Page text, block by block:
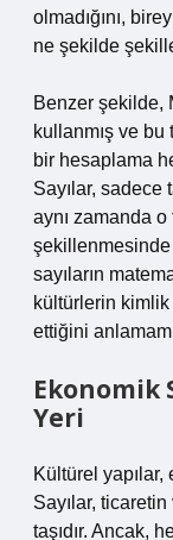
olmadığını,
ne şekilde
Benzer şekilde,
kullanmış ve bu
bir hesaplama
Sayılar,
aynı zamanda
şekillenmesinde
sayıların
kültürlerin kimlik
ettiğini
Ekonomik
Yeri
Kültürel
Sayılar,
taşıdır. Ancak,